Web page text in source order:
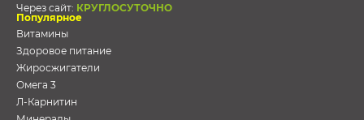
Через сайт: КРУГЛОСУТОЧНО
Популярное
Витамины
Здоровое питание
Жиросжигатели
Омега 3
Л-Карнитин